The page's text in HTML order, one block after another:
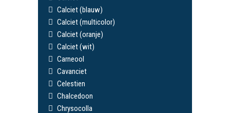
Calciet (blauw)
Calciet (multicolor)
Calciet (oranje)
Calciet (wit)
Carneool
Cavanciet
Celestien
Chalcedoon
Chrysocolla